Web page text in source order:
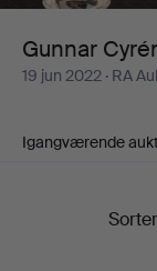
Gunnar
19 jun 2022 · RA
Igangværende
SlutpriserSorter